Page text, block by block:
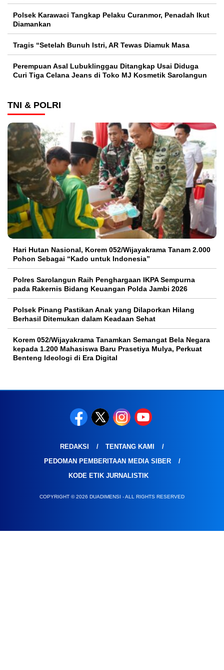
Polsek Karawaci Tangkap Pelaku Curanmor, Penadah Ikut
Diamankan
Tragis “Setelah Bunuh Istri, AR Tewas Diamuk Masa
Perempuan Asal Lubuklinggau Ditangkap Usai Diduga
Curi Tiga Celana Jeans di Toko MJ Kosmetik Sarolangun
TNI & POLRI
Hari Hutan Nasional, Korem 052/Wijayakrama Tanam 2.000
Pohon Sebagai “Kado untuk Indonesia”
Polres Sarolangun Raih Penghargaan IKPA Sempurna
pada Rakernis Bidang Keuangan Polda Jambi 2026
Polsek Pinang Pastikan Anak yang Dilaporkan Hilang
Berhasil Ditemukan dalam Keadaan Sehat
Korem 052/Wijayakrama Tanamkan Semangat Bela Negara
kepada 1.200 Mahasiswa Baru Prasetiya Mulya, Perkuat
Benteng Ideologi di Era Digital
REDAKSI
TENTANG KAMI
PEDOMAN PEMBERITAAN MEDIA SIBER
KODE ETIK JURNALISTIK
COPYRIGHT © 2026 DUADIMENSI - ALL RIGHTS RESERVED